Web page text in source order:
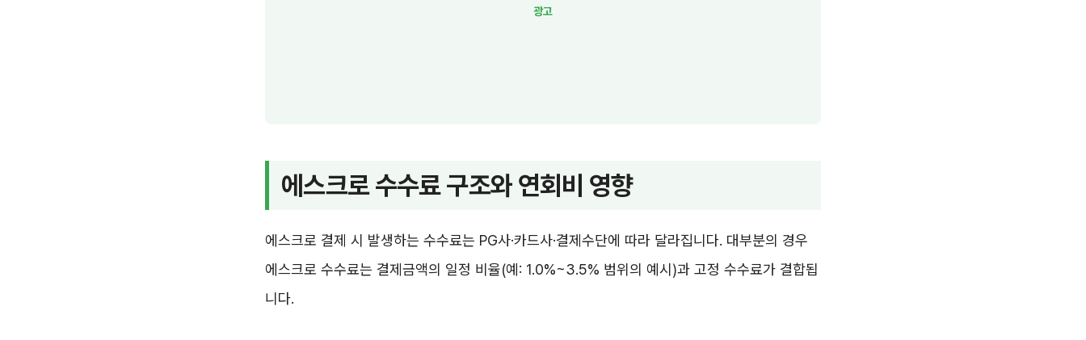
에스크로 수수료 구조와 연회비 영향
에스크로 결제 시 발생하는 수수료는 PG사·카드사·결제수단에 따라 달라집니다. 대부분의 경우
에스크로 수수료는 결제금액의 일정 비율(예: 1.0%~3.5% 범위의 예시)과 고정 수수료가 결합됩
니다.